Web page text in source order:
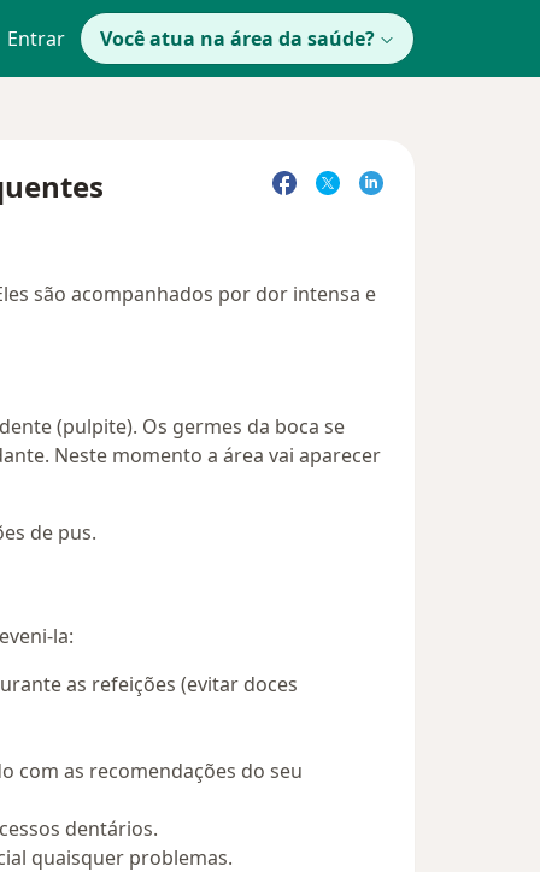
Entrar Você atua na área da saúde?
são acompanhados por dor intensa e
(pulpite). Os germes da boca se
Neste momento a área vai aparecer
de pus.
la:
as refeições (evitar doces
com as recomendações do seu
dentários.
quaisquer problemas.